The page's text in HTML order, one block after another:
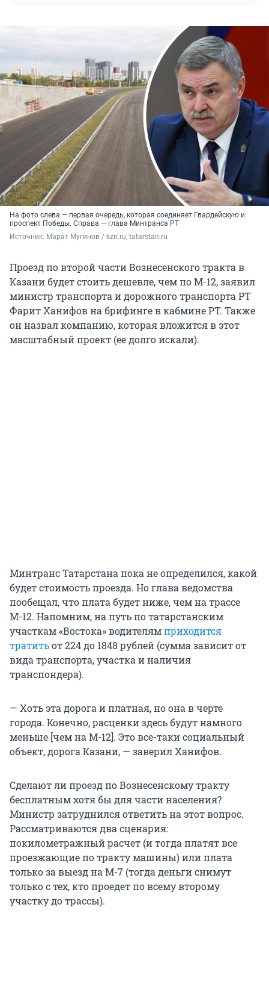
На фото слева — первая очередь, которая соединяет Гвардейскую и
проспект Победы. Справа — глава Минтранса РТ
Источник: Марат Мугинов / kzn.ru, tatarstan.ru
Проезд по второй части Вознесенского тракта в
Казани будет стоить дешевле, чем по М-12, заявил
министр транспорта и дорожного транспорта РТ
Фарит Ханифов на брифинге в кабмине РТ. Также
он назвал компанию, которая вложится в этот
масштабный проект (ее долго искали).
Минтранс Татарстана пока не определился, какой
будет стоимость проезда. Но глава ведомства
пообещал, что плата будет ниже, чем на трассе
М-12. Напомним, на путь по татарстанским
участкам «Востока» водителямприходится
тратитьот 224 до 1848 рублей (сумма зависит от
вида транспорта, участка и наличия
транспондера).
— Хоть эта дорога и платная, но она в черте
города. Конечно, расценки здесь будут намного
меньше [чем на М-12]. Это все-таки социальный
объект, дорога Казани, — заверил Ханифов.
Сделают ли проезд по Вознесенскому тракту
бесплатным хотя бы для части населения?
Министр затруднился ответить на этот вопрос.
Рассматриваются два сценария:
покилометражный расчет (и тогда платят все
проезжающие по тракту машины) или плата
только за выезд на М-7 (тогда деньги снимут
только с тех, кто проедет по всему второму
участку до трассы).